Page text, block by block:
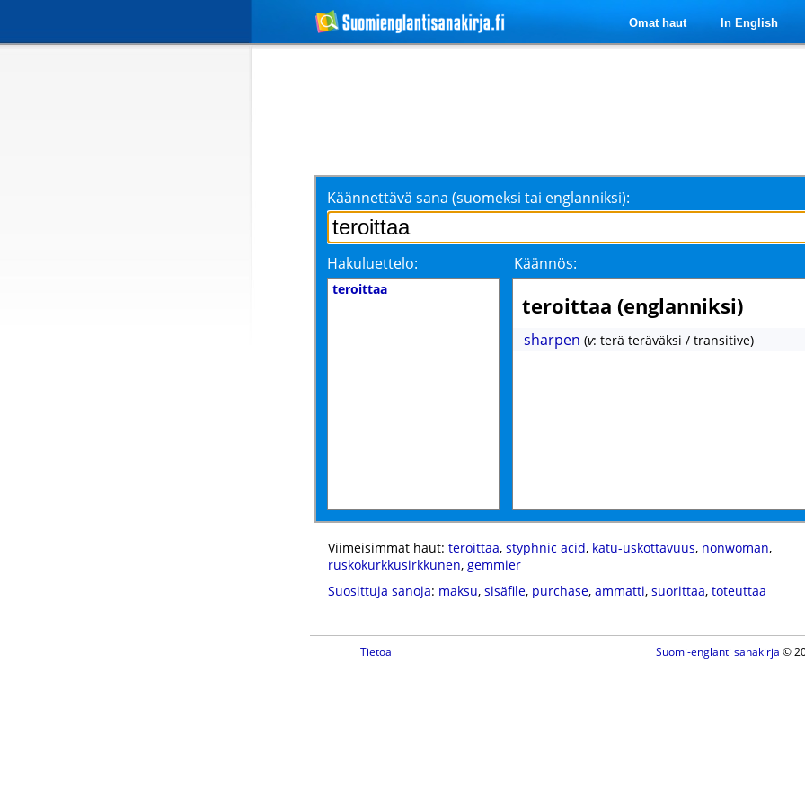
Omat haut In English
Käännettävä sana (suomeksi tai englanniksi):
Hakuluettelo: Käännös:
teroittaa
teroittaa (englanniksi)
sharpen (v: terä teräväksi / transitive)
Viimeisimmät haut: teroittaa, styphnic acid, katu-uskottavuus, nonwoman,
ruskokurkkusirkkunen, gemmier
Suosittuja sanoja: maksu, sisäfile, purchase, ammatti, suorittaa, toteuttaa
Tietoa Suomi-englanti sanakirja ©